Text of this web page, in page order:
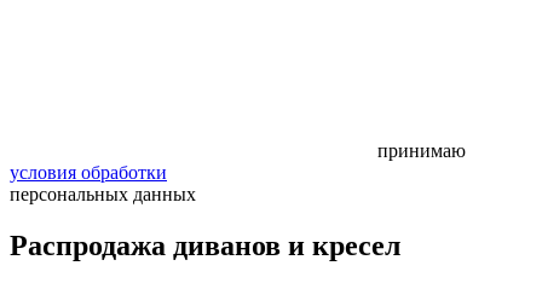
принимаю
условия обработки
персональных данных
Распродажа диванов и кресел